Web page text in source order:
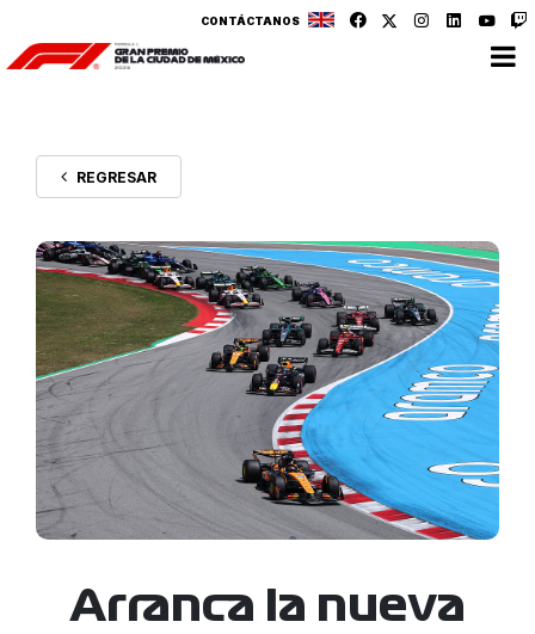
CONTÁCTANOS
REGRESAR
Arranca la nueva